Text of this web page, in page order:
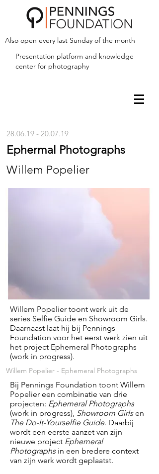
Also open every last Sunday of the month
Presentation platform and knowledge
center for photography
28.06.19 - 20.07.19
Ephermal Photographs
Willem Popelier
Willem Popelier toont werk uit de
series Selfie Guide en Showroom Girls.
Daarnaast laat hij bij Pennings
Foundation voor het eerst werk zien uit
het project Ephemeral Photographs
(work in progress).
Willem Popelier - Ephemeral Photographs
Bij Pennings Foundation toont Willem
Popelier een combinatie van drie
projecten: Ephemeral Photographs
(work in progress), Showroom Girlsen
The Do-It-Yourselfie Guide. Daarbij
wordt een eerste aanzet van zijn
nieuwe project Ephemeral
Photographsin een bredere context
van zijn werk wordt geplaatst.